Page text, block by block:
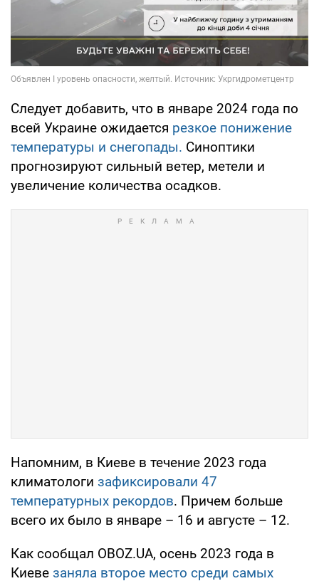
Следует добавить, что в январе 2024 года по
всей Украине ожидается резкое понижение
температуры и снегопады. Синоптики
прогнозируют сильный ветер, метели и
увеличение количества осадков.
Напомним, в Киеве в течение 2023 года
климатологи зафиксировали 47
температурных рекордов. Причем больше
всего их было в январе – 16 и августе – 12.
Как сообщал OBOZ.UA, осень 2023 года в
Киеве заняла второе место среди самых